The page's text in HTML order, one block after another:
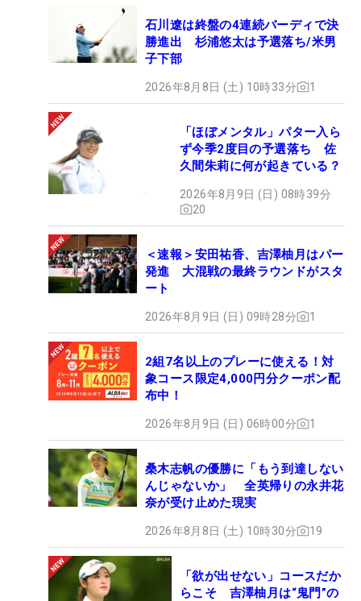
石川遼は終盤の4連続バーディで決
勝進出 杉浦悠太は予選落ち/米男
子下部
2026年8月8日 (土) 10時33分 1
「ほぼメンタル」パター入ら
ず今季2度目の予選落ち 佐
久間朱莉に何が起きている？
2026年8月9日 (日) 08時39分
20
＜速報＞安田祐香、吉澤柚月はパー
発進 大混戦の最終ラウンドがスタ
ート
2026年8月9日 (日) 09時28分 1
2組7名以上のプレーに使える！対
象コース限定4,000円分クーポン配
布中！
2026年8月9日 (日) 06時00分 1
桑木志帆の優勝に「もう到達しない
んじゃないか」 全英帰りの永井花
奈が受け止めた現実
2026年8月8日 (土) 10時30分 19
「欲が出せない」コースだか
らこそ 吉澤柚月は“鬼門”の